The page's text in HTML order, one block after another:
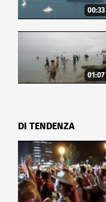
00:33
01:07
DI TENDENZA